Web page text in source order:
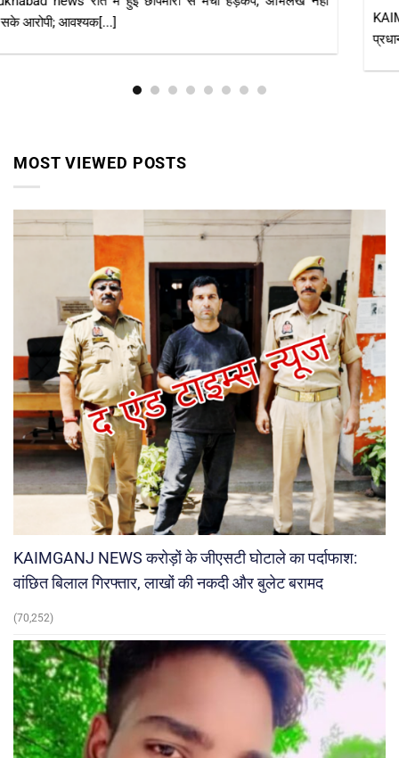
KAIMGANJ NEWS कायमगंज, फर्रुखाबाद। केंद्र सरकार की महत्वाकांक्षी
MOST VIEWED POSTS
KAIMGANJ NEWS करोड़ों के जीएसटी घोटाले का पर्दाफाश:
वांछित बिलाल गिरफ्तार, लाखों की नकदी और बुलेट बरामद
(70,252)